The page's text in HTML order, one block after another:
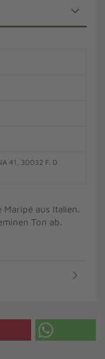
41, 30032 F. D
aus Italien.
Ton ab.